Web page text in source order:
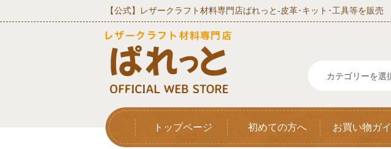
【公式】レザークラフト材料専門店ぱれっと‐皮革･キット･工具等を販売
トップページ 初めての方へ お買い物ガ